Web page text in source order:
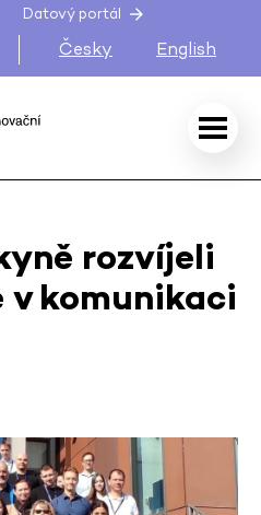
Datový portál
Česky English
rozvíjeli
v komunikaci